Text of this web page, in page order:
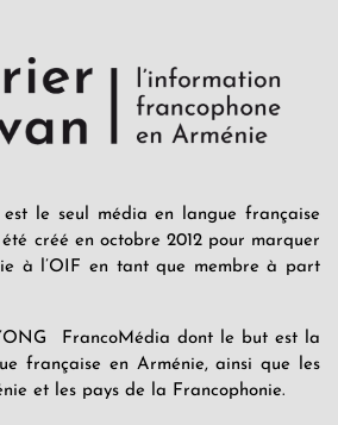
est le seul média en langue française
créé en octobre 2012 pour marquer
à l’OIF en tant que membre à part
FrancoMédia dont le but est la
française en Arménie, ainsi que les
et les pays de la Francophonie.